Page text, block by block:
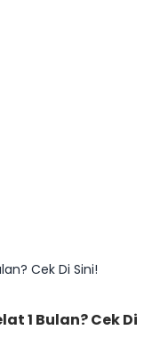
Cek Di Sini!
1 Bulan? Cek Di